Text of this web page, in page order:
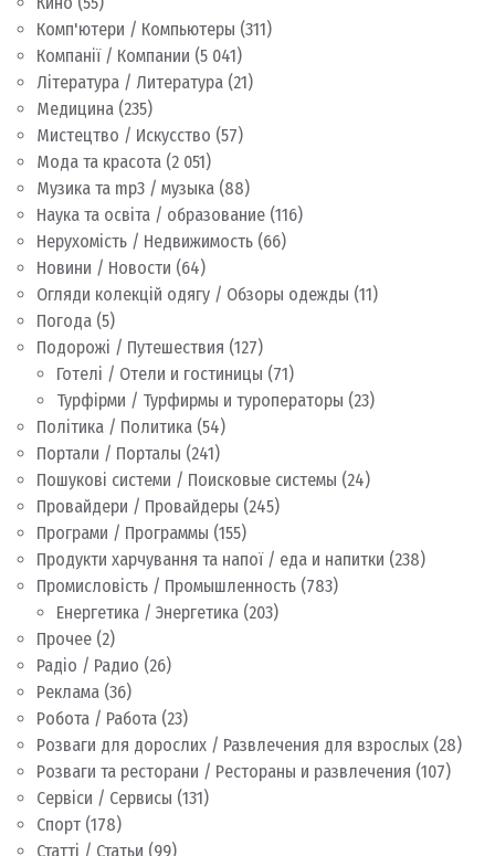
Комп'ютери / Компьютеры (311)
Компанії / Компании (5 041)
Література / Литература (21)
Медицина (235)
Мистецтво / Искусство (57)
Мода та красота (2 051)
Музика та mp3 / музыка (88)
Наука та освіта / образование (116)
Нерухомість / Недвижимость (66)
Новини / Новости (64)
Огляди колекцій одягу / Обзоры одежды (11)
Погода (5)
Подорожі / Путешествия (127)
Готелі / Отели и гостиницы (71)
Турфірми / Турфирмы и туроператоры (23)
Політика / Политика (54)
Портали / Порталы (241)
Пошукові системи / Поисковые системы (24)
Провайдери / Провайдеры (245)
Програми / Программы (155)
Продукти харчування та напої / еда и напитки (238)
Промисловість / Промышленность (783)
Енергетика / Энергетика (203)
Прочее (2)
Радіо / Радио (26)
Реклама (36)
Робота / Работа (23)
Розваги для дорослих / Развлечения для взрослых (28)
Розваги та ресторани / Рестораны и развлечения (107)
Сервіси / Сервисы (131)
Спорт (178)
Статті / Статьи (99)